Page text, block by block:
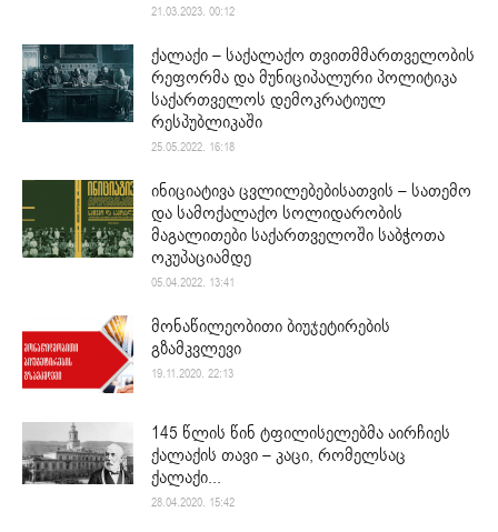
21.03.2023. 00:12
ქალაქი – საქალაქო თვითმმართველობის
რეფორმა და მუნიციპალური პოლიტიკა
საქართველოს დემოკრატიულ
რესპუბლიკაში
25.05.2022. 16:18
ინიციატივა ცვლილებებისათვის – სათემო
და სამოქალაქო სოლიდარობის
მაგალითები საქართველოში საბჭოთა
ოკუპაციამდე
05.04.2022. 13:41
მონაწილეობითი ბიუჯეტირების
გზამკვლევი
19.11.2020. 22:13
145 წლის წინ ტფილისელებმა აირჩიეს
ქალაქის თავი – კაცი, რომელსაც
ქალაქი...
28.04.2020. 15:42